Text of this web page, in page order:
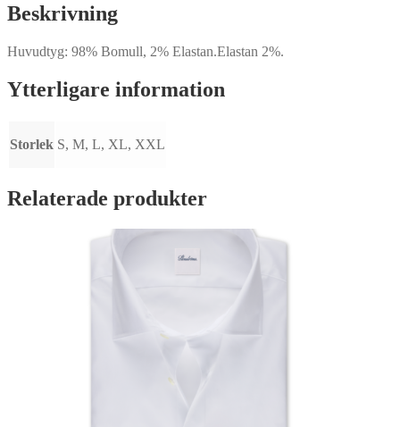
Beskrivning
Huvudtyg: 98% Bomull, 2% Elastan.Elastan 2%.
Ytterligare information
Storlek S, M, L, XL, XXL
Relaterade produkter